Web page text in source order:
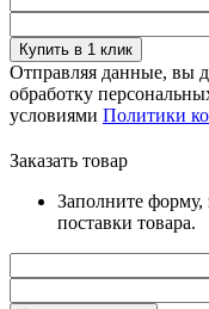
Купить в 1 клик
Отправляя данные, вы
обработку
условиями Политики
Заказать товар
Заполните
поставки товара.